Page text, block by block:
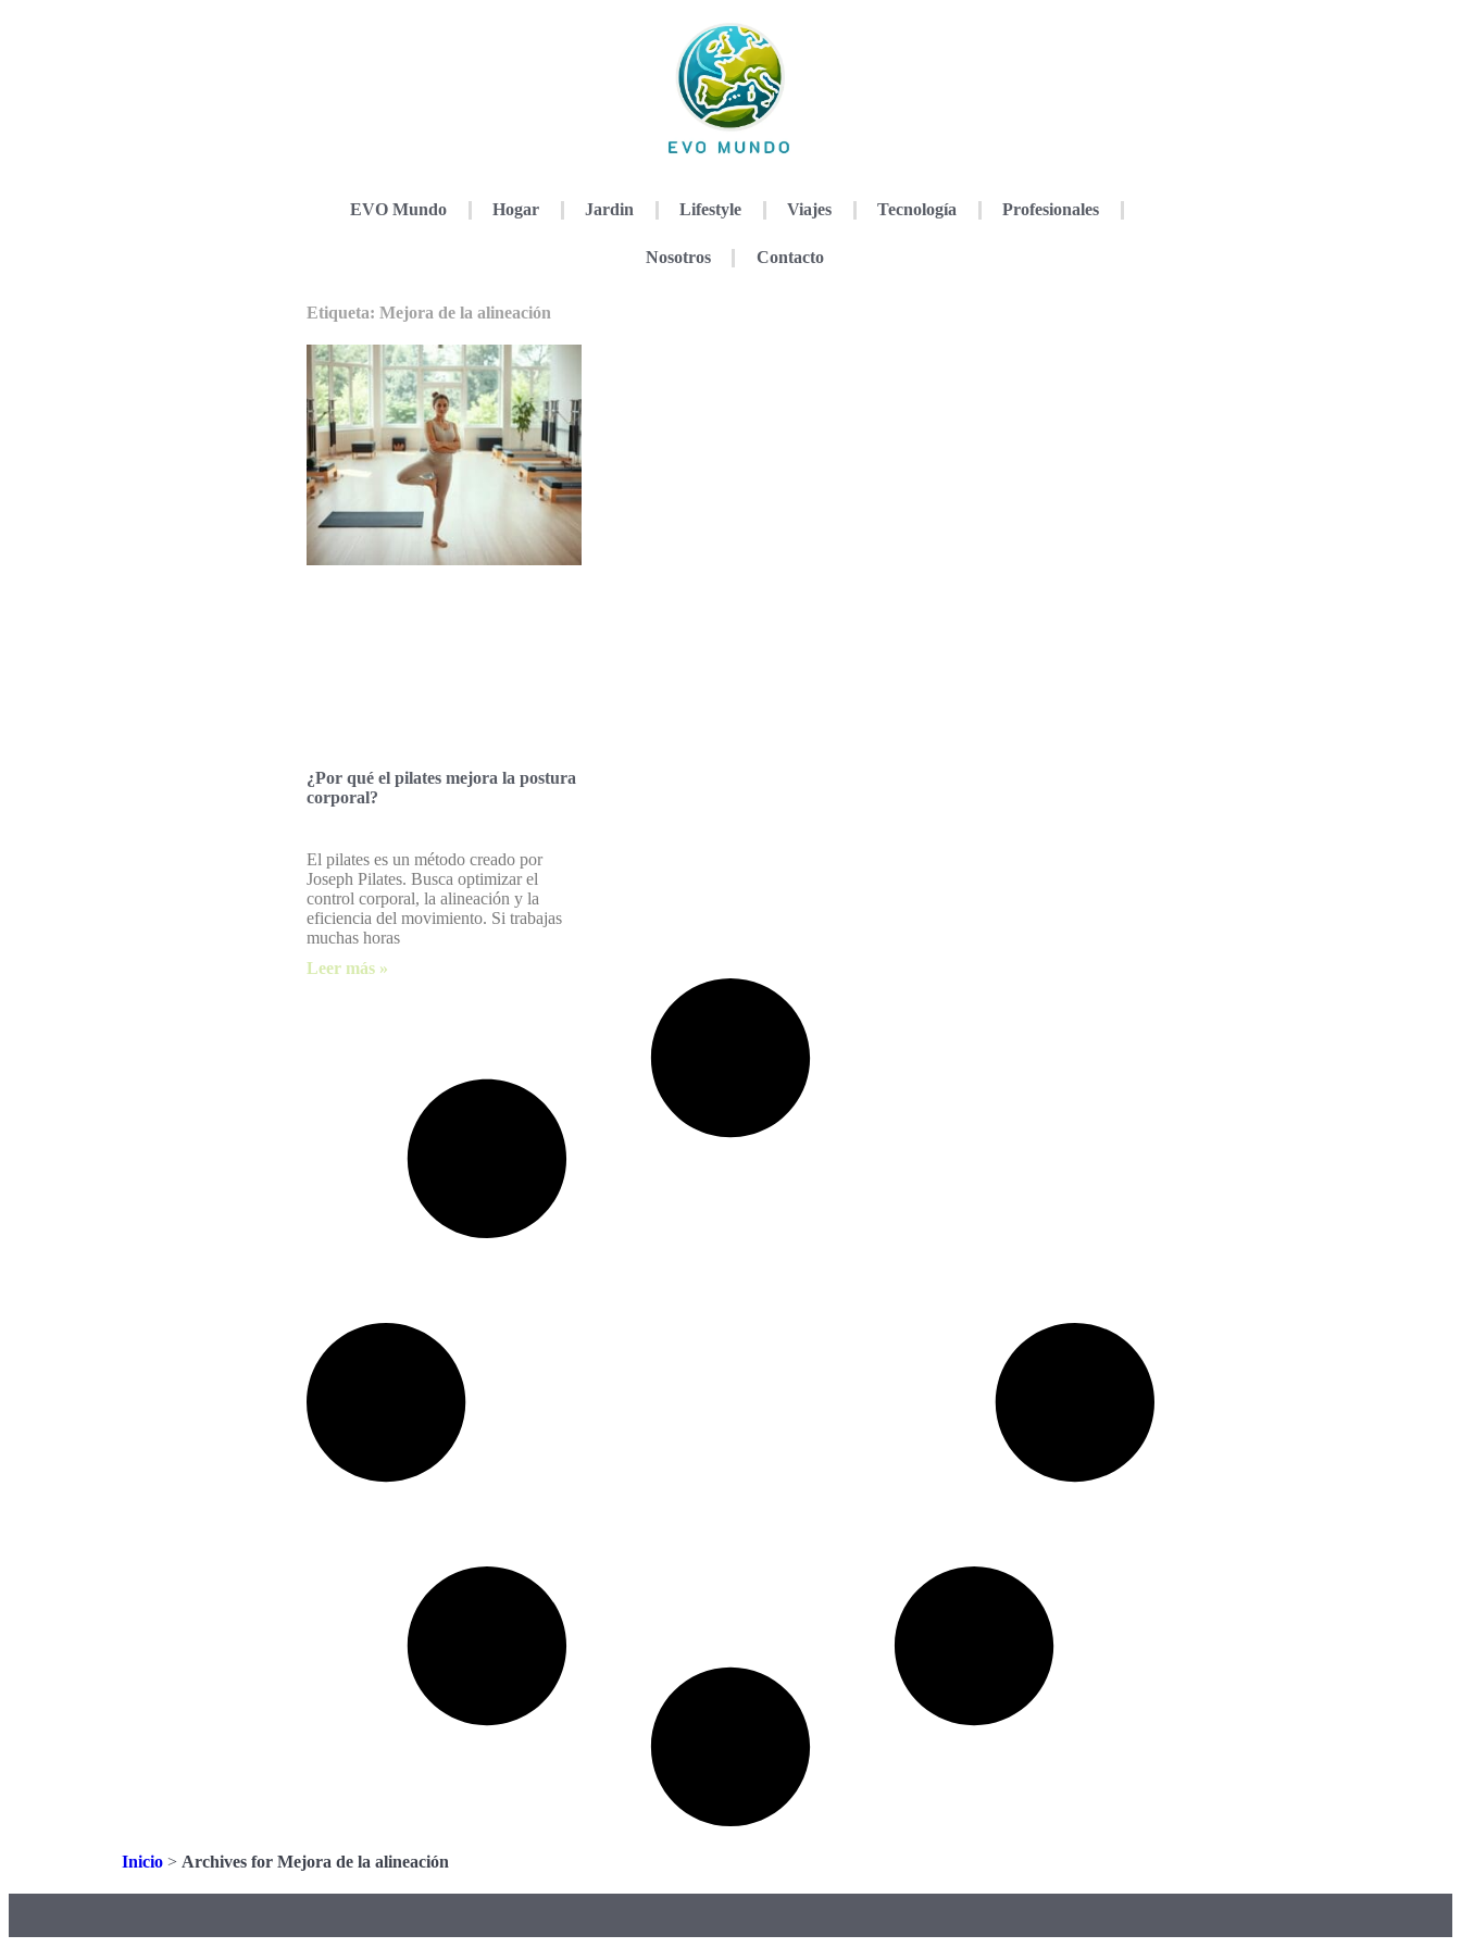
EVO Mundo Hogar Jardin Lifestyle Viajes Tecnología Profesionales
Nosotros Contacto
Etiqueta: Mejora de la alineación
¿Por qué el pilates mejora la postura
corporal?
El pilates es un método creado por
Joseph Pilates. Busca optimizar el
control corporal, la alineación y la
eficiencia del movimiento. Si trabajas
muchas horas
Leer más »
Inicio > Archives for Mejora de la alineación